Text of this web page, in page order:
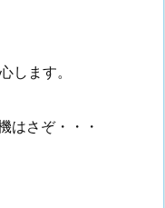
します。
はさぞ・・・